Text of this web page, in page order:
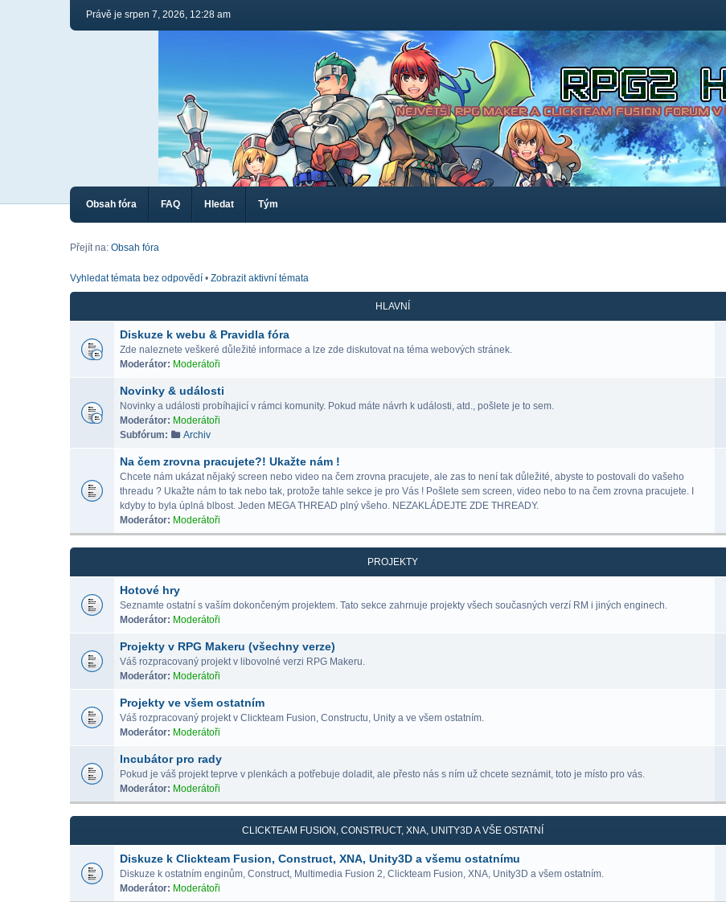
Právě je srpen 7, 2026, 12:28 am
Obsah fóra FAQ Hledat Tým
Přejít na: Obsah fóra
Vyhledat témata bez odpovědí • Zobrazit aktivní témata
HLAVNÍ
Diskuze k webu & Pravidla fóra
Zde naleznete veškeré důležité informace a lze zde diskutovat na téma webových stránek.
Moderátor: Moderátoři
Novinky & události
Novinky a události probíhajicí v rámci komunity. Pokud máte návrh k události, atd., pošlete je to sem.
Moderátor: Moderátoři
Subfórum:
Archiv
Na čem zrovna pracujete?! Ukažte nám !
Chcete nám ukázat nějaký screen nebo video na čem zrovna pracujete, ale zas to není tak důležité, abyste to postovali do vašeho
threadu ? Ukažte nám to tak nebo tak, protože tahle sekce je pro Vás ! Pošlete sem screen, video nebo to na čem zrovna pracujete. I
kdyby to byla úplná blbost. Jeden MEGA THREAD plný všeho. NEZAKLÁDEJTE ZDE THREADY.
Moderátor: Moderátoři
PROJEKTY
Hotové hry
Seznamte ostatní s vaším dokončeným projektem. Tato sekce zahrnuje projekty všech současných verzí RM i jiných enginech.
Moderátor: Moderátoři
Projekty v RPG Makeru (všechny verze)
Váš rozpracovaný projekt v libovolné verzi RPG Makeru.
Moderátor: Moderátoři
Projekty ve všem ostatním
Váš rozpracovaný projekt v Clickteam Fusion, Constructu, Unity a ve všem ostatním.
Moderátor: Moderátoři
Incubátor pro rady
Pokud je váš projekt teprve v plenkách a potřebuje doladit, ale přesto nás s ním už chcete seznámit, toto je místo pro vás.
Moderátor: Moderátoři
CLICKTEAM FUSION, CONSTRUCT, XNA, UNITY3D A VŠE OSTATNÍ
Diskuze k Clickteam Fusion, Construct, XNA, Unity3D a všemu ostatnímu
Diskuze k ostatním enginům, Construct, Multimedia Fusion 2, Clickteam Fusion, XNA, Unity3D a všem ostatním.
Moderátor: Moderátoři